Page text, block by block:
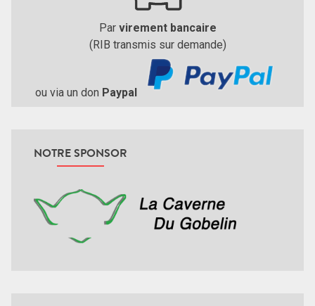
Par virement bancaire
(RIB transmis sur demande)
ou via un don Paypal
NOTRE SPONSOR